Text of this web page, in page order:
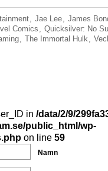
, Jae Lee, James
Comics, Quicksilver: No
, The Immortal Hulk,
in /data/2/9/
public_html/wp-
on line 59
Namn